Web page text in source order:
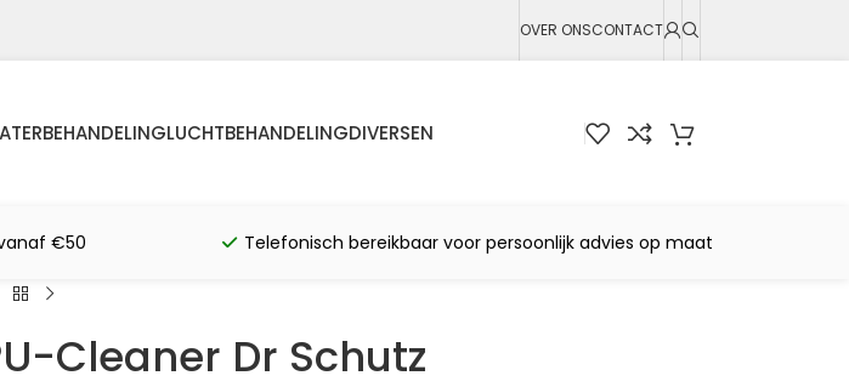
OVER ONSCONTACT
LUCHTBEHANDELINGDIVERSEN
€50 Telefonisch bereikbaar voor persoonlijk advies op maat
Cleaner Dr Schutz